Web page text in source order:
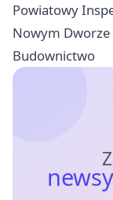
Powiatowy
Nowym
Budownictwo